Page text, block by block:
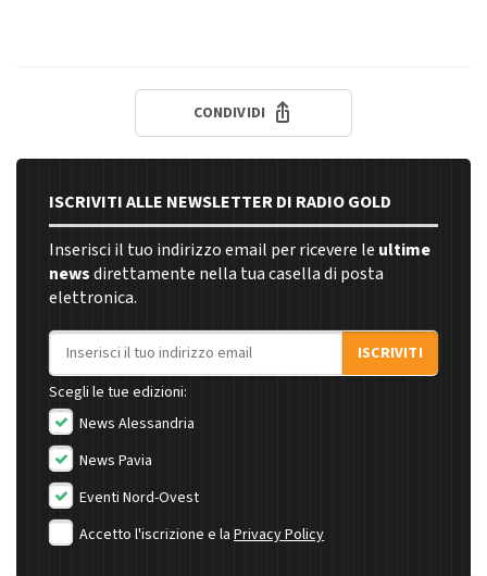
CONDIVIDI
ISCRIVITI ALLE NEWSLETTER DI RADIO GOLD
Inserisci il tuo indirizzo email per ricevere le ultime
newsdirettamente nella tua casella di posta
elettronica.
Indirizzo email
ISCRIVITI
Scegli le tue edizioni:
News Alessandria
News Pavia
Eventi Nord-Ovest
Accetto l'iscrizione e la Privacy Policy